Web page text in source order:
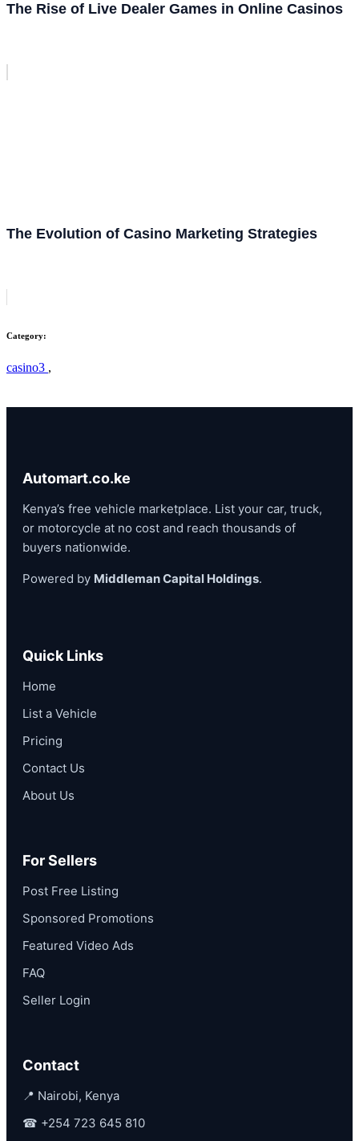
The Rise of Live Dealer Games in Online Casinos
The Evolution of Casino Marketing Strategies
Category:
casino3 ,
Automart.co.ke
Kenya’s free vehicle marketplace. List your car, truck,
or motorcycle at no cost and reach thousands of
buyers nationwide.
Powered by Middleman Capital Holdings.
Quick Links
Home
List a Vehicle
Pricing
Contact Us
About Us
For Sellers
Post Free Listing
Sponsored Promotions
Featured Video Ads
FAQ
Seller Login
Contact
📍 Nairobi, Kenya
☎ +254 723 645 810